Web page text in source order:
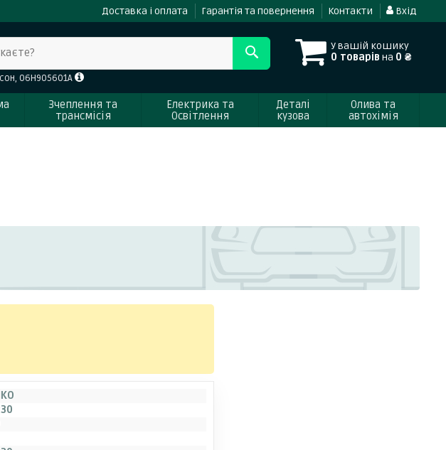
Доставка і оплата Гарантія та повернення Контакти Вхід
У вашій кошику
0 товарів на 0 ₴
06H905601A
Зчеплення та
трансмісія
Електрика та
Освітлення
Деталі
кузова
Олива та
автохімія